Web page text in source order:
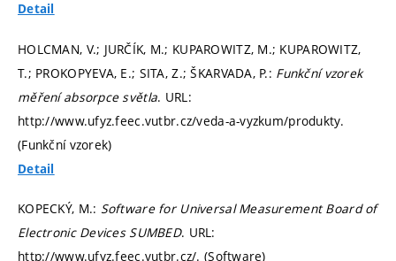
Detail
HOLCMAN, V.; JURČÍK, M.; KUPAROWITZ, M.; KUPAROWITZ,
T.; PROKOPYEVA, E.; SITA, Z.; ŠKARVADA, P.: Funkční vzorek
měření absorpce světla. URL:
http://www.ufyz.feec.vutbr.cz/veda-a-vyzkum/produkty.
(Funkční vzorek)
Detail
KOPECKÝ, M.: Software for Universal Measurement Board of
Electronic Devices SUMBED. URL:
http://www.ufyz.feec.vutbr.cz/. (Software)